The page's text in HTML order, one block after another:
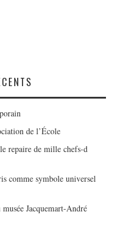
de l’École
repaire de mille chefs-d
comme symbole universel
Jacquemart-André